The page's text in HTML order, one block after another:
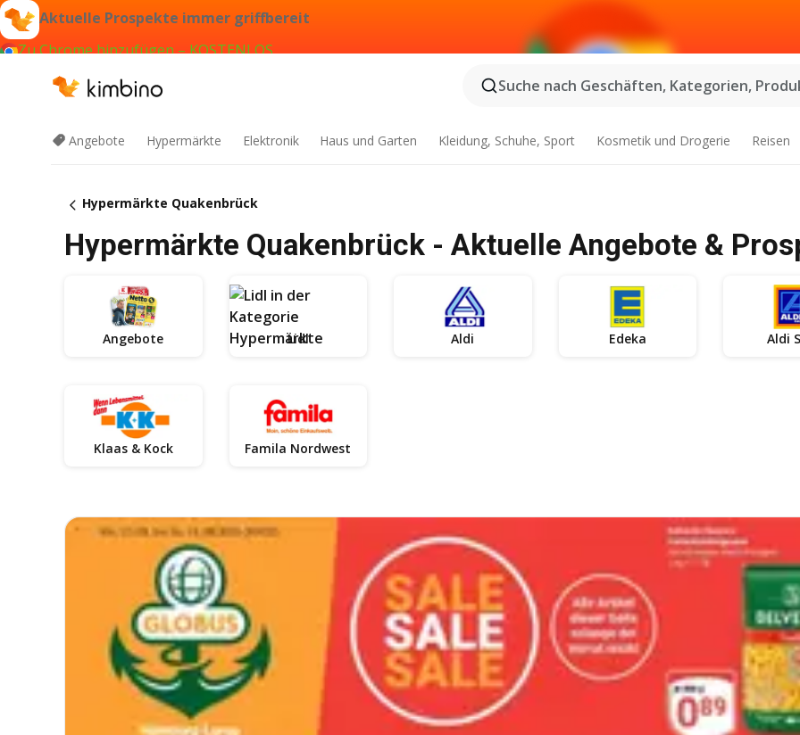
Aktuelle Prospekte immer griffbereit
Zu Chrome hinzufügen – KOSTENLOS
Suche nach Geschäften, Kategorien,
Angebote Hypermärkte Elektronik Haus und Garten Kleidung, Schuhe, Sport Kosmetik und Drogerie Reisen
Hypermärkte Quakenbrück
Hypermärkte Quakenbrück - Aktuelle Angebote &
Angebote Lidl Aldi Edeka Aldi
Klaas & Kock Famila Nordwest